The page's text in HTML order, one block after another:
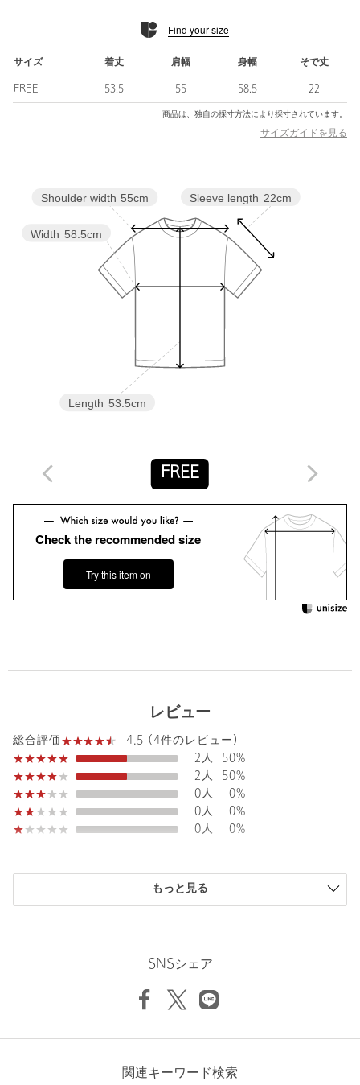
カットソー素材で、甘すぎないほどよくフェミンな雰囲気で着用
フリルのボリューム感もこだわったポイント♪
やや長めの袖丈がほどよい上品さをプラスします。
変わる着回しのきく一着です！
やや張りのある風合いが、ふんわりとしたシルエットをきれいに
デニムを合わせてカジュアルにも、スラックスを合わせればキレ
一枚での着用はもちろん、サロペットのインナーとしての着用も
・同素材のフロントフリルカットソーのご用意もございます。対
============================
日常に溶け込む、毎日着たくなるデイリーウェアをテーマに、気
軽にファッションを楽しみたい大人のためのラインナップをご提
※画像の商品はサンプルです。
※商品に「取り扱い上の注意書き」、「洗濯表示」がございます
り、実際の色味と異なって見える場合がございます。あらかじめ
※商品の色味の目安は、商品単体の画像をご参照ください。
お問い合わせの際は、ユナイテッドアローズ カスタマーサービス
デスクまで下記の品名/品番をお申し付けください。
品名：★★CFC ate ｿﾃﾞﾌﾘﾙSS
Find your size
サイズ 着丈 肩幅 身幅 そで丈
FREE 53.5 55 58.5 22
商品は、独自の採寸方法により採寸されています。
サイズガイドを見る
Sleeve length 22cm
Length 53.5cm
Width 58.5cm
Shoulder width 55cm
FREE
Check the recommended size
Try this item on
レビュー
総合評価
4.5 (4件のレビュー)
2人
50%
2人
50%
0人
0%
0人
0%
0人
0%
ニックネーム： カー
もっと見る
SNSシェア
関連キーワード検索